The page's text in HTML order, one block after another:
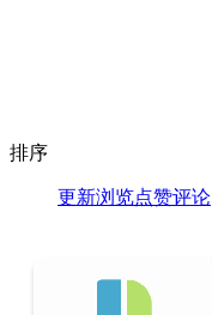
排序
更新浏览点赞评论